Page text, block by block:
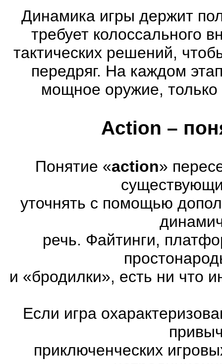
Динамика игры держит
требует колоссального
тактических решений,
передряг. На каждом
мощное оружие, только
Action –
Понятие «action»
уточнять с помощью
речь. Файтинги,
и «бродилки», есть ни что
Если игра
приключенческих